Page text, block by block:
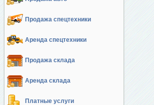
Продажа спецтехники
Аренда спецтехники
Продажа склада
Аренда склада
Платные услуги